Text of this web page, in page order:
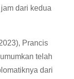
dari kedua
Prancis
telah
dari